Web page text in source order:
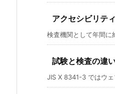
アクセシビリテ
検査機関として年間
試験と検査の違
JIS X 8341-3 ではウ